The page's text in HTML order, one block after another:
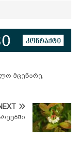
მცენარე,